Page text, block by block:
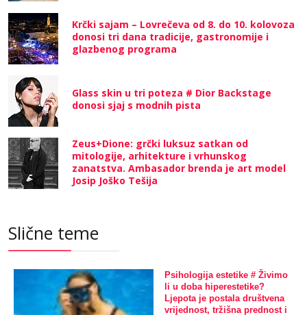
Krčki sajam – Lovrečeva od 8. do 10. kolovoza
donosi tri dana tradicije, gastronomije i
glazbenog programa
Glass skin u tri poteza # Dior Backstage
donosi sjaj s modnih pista
Zeus+Dione: grčki luksuz satkan od
mitologije, arhitekture i vrhunskog
zanatstva. Ambasador brenda je art model
Josip Joško Tešija
Slične teme
Psihologija estetike # Živimo
li u doba hiperestetike?
Ljepota je postala društvena
vrijednost, tržišna prednost i